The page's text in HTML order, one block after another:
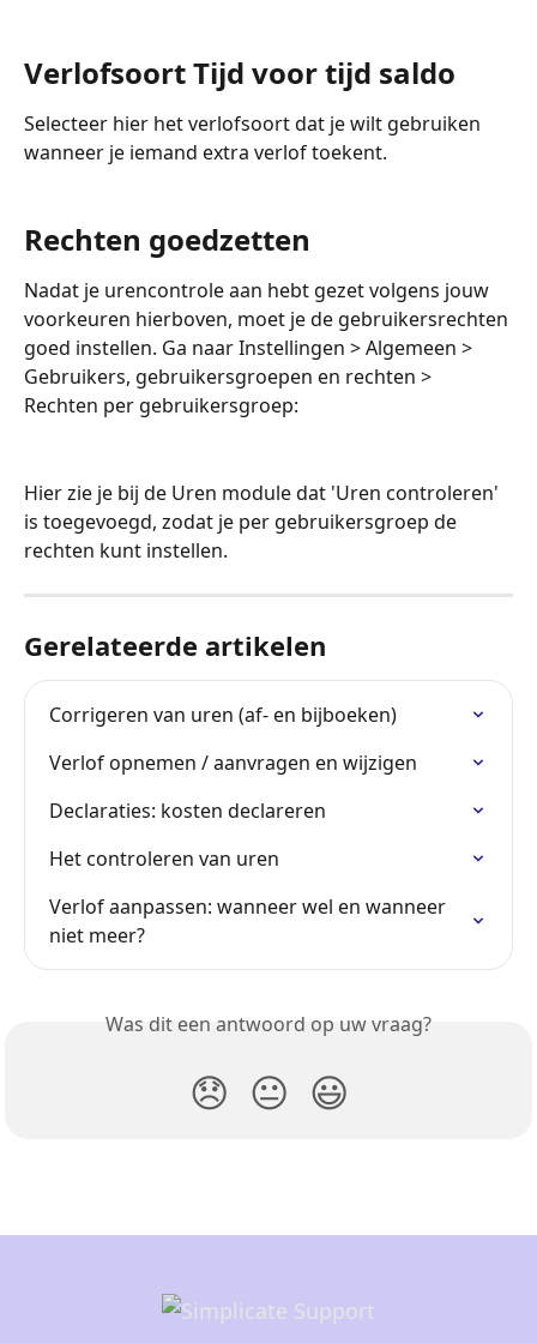
Verlofsoort Tijd voor tijd saldo
Selecteer hier het verlofsoort dat je wilt gebruiken
wanneer je iemand extra verlof toekent.
Rechten goedzetten
Nadat je urencontrole aan hebt gezet volgens jouw
voorkeuren hierboven, moet je de gebruikersrechten
goed instellen. Ga naar Instellingen > Algemeen >
Gebruikers, gebruikersgroepen en rechten >
Rechten per gebruikersgroep:
Hier zie je bij de Uren module dat 'Uren controleren'
is toegevoegd, zodat je per gebruikersgroep de
rechten kunt instellen.
Gerelateerde artikelen
Corrigeren van uren (af- en bijboeken)
Verlof opnemen / aanvragen en wijzigen
Declaraties: kosten declareren
Het controleren van uren
Verlof aanpassen: wanneer wel en wanneer
niet meer?
Was dit een antwoord op uw vraag?
😞 😐 😃